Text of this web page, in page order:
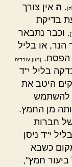
. ה אין צורך
בדיקת
. וכבר נתבאר
הנר, או בליל
הפסח.
[חזון עובדיה
בליל י"ד
היטב את
להשתמש
מן החמץ.
של חברות
י"ד ניסן
כשבא
ביעור חמץ",